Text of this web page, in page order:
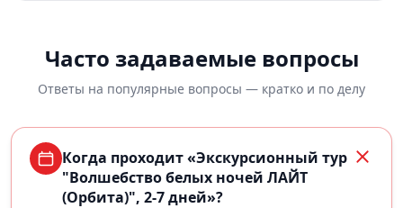
Часто задаваемые вопросы
Ответы на популярные вопросы — кратко и по делу
Когда проходит «Экскурсионный тур
"Волшебство белых ночей ЛАЙТ
(Орбита)", 2-7 дней»?